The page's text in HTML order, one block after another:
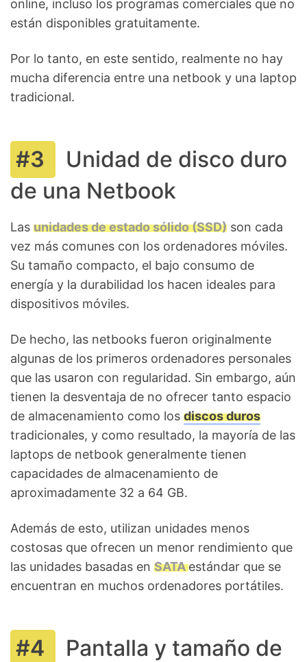
online, incluso los programas comerciales que no
están disponibles gratuitamente.
Por lo tanto, en este sentido, realmente no hay
mucha diferencia entre una netbook y una laptop
tradicional.
Unidad de disco duro
de una Netbook
Las unidades de estado sólido (SSD) son cada
vez más comunes con los ordenadores móviles.
Su tamaño compacto, el bajo consumo de
energía y la durabilidad los hacen ideales para
dispositivos móviles.
De hecho, las netbooks fueron originalmente
algunas de los primeros ordenadores personales
que las usaron con regularidad. Sin embargo, aún
tienen la desventaja de no ofrecer tanto espacio
de almacenamiento como los discos duros
tradicionales, y como resultado, la mayoría de las
laptops de netbook generalmente tienen
capacidades de almacenamiento de
aproximadamente 32 a 64 GB.
Además de esto, utilizan unidades menos
costosas que ofrecen un menor rendimiento que
las unidades basadas en SATAestándar que se
encuentran en muchos ordenadores portátiles.
Pantalla y tamaño de